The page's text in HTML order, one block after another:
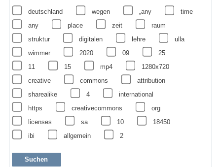
deutschland wegen „any
time
any
place zeit
raum
struktur
digitalen lehre
ulla
wimmer
2020 09
25
11
15 mp4
1280x720
creative
commons
attribution
sharealike
4
international
https
creativecommons
org
licenses
sa 10
18450
ibi
allgemein 2